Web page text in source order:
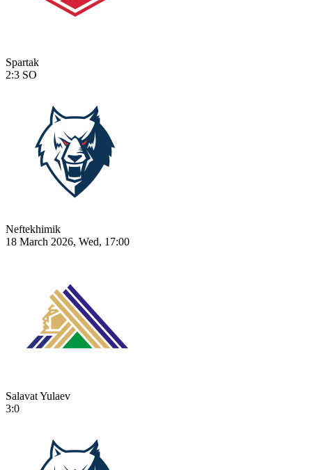
Spartak
2:3 SO
Neftekhimik
18 March 2026, Wed, 17:00
Salavat Yulaev
3:0